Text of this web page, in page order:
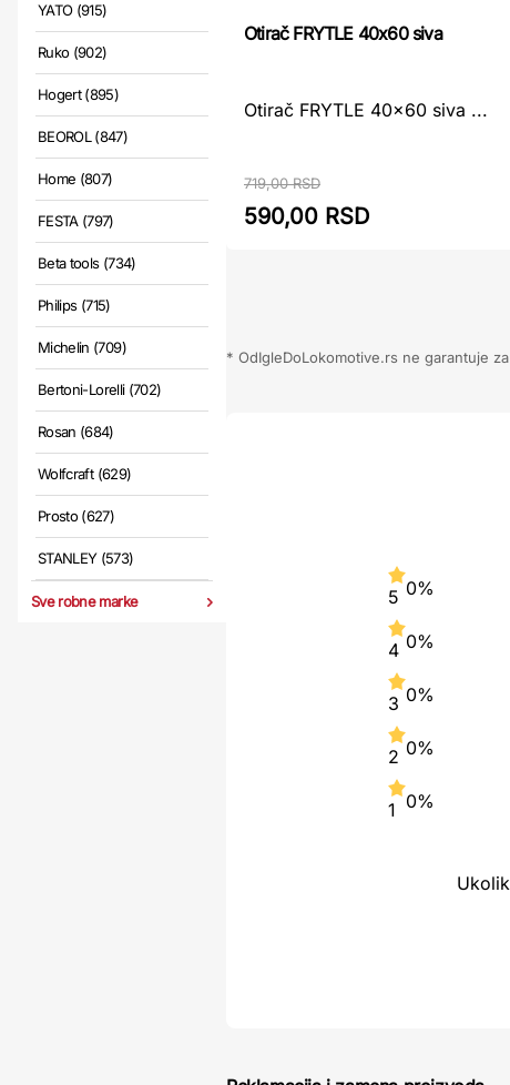
YATO (915)
Ruko (902)
Hogert (895)
BEOROL (847)
Home (807)
FESTA (797)
Beta tools (734)
Philips (715)
Michelin (709)
Bertoni-Lorelli (702)
Rosan (684)
Wolfcraft (629)
Prosto (627)
STANLEY (573)
Sve robne marke
Otirač FRYTLE 40x60 siva
Otirač FRYTLE 40x60 siva ...
719,00 RSD
590,00 RSD
* OdIgleDoLokomotive.rs ne garantuje
5 0%
4 0%
3 0%
2 0%
1 0%